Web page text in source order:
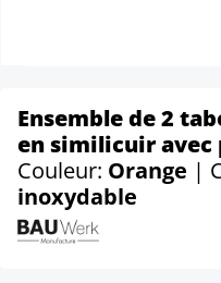
Ensemble de 2
en similicuir
Couleur: Orange |
inoxydable